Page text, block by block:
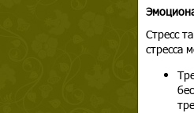
Стресс
стресса